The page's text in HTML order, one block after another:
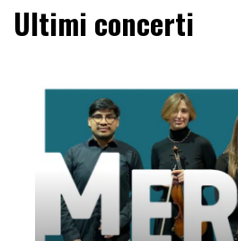
Ultimi concerti